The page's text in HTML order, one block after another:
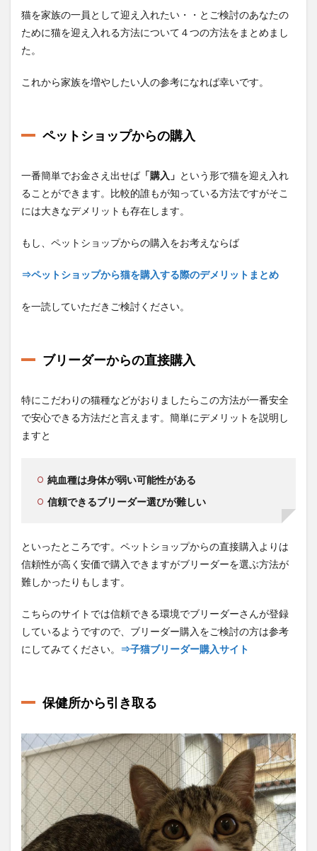
猫を家族の一員として迎え入れたい・・とご検討のあなたの
ために猫を迎え入れる方法について４つの方法をまとめまし
た。
これから家族を増やしたい人の参考になれば幸いです。
ペットショップからの購入
一番簡単でお金さえ出せば「購入」 という形で猫を迎え入れ
ることができます。比較的誰もが知っている方法ですがそこ
には大きなデメリットも存在します。
もし、ペットショップからの購入をお考えならば
⇒ペットショップから猫を購入する際のデメリットまとめ
を一読していただきご検討ください。
ブリーダーからの直接購入
特にこだわりの猫種などがおりましたらこの方法が一番安全
で安心できる方法だと言えます。簡単にデメリットを説明し
ますと
純血種は身体が弱い可能性がある
信頼できるブリーダー選びが難しい
といったところです。ペットショップからの直接購入よりは
信頼性が高く安価で購入できますがブリーダーを選ぶ方法が
難しかったりもします。
こちらのサイトでは信頼できる環境でブリーダーさんが登録
しているようですので、ブリーダー購入をご検討の方は参考
にしてみてください。
⇒子猫ブリーダー購入サイト
保健所から引き取る